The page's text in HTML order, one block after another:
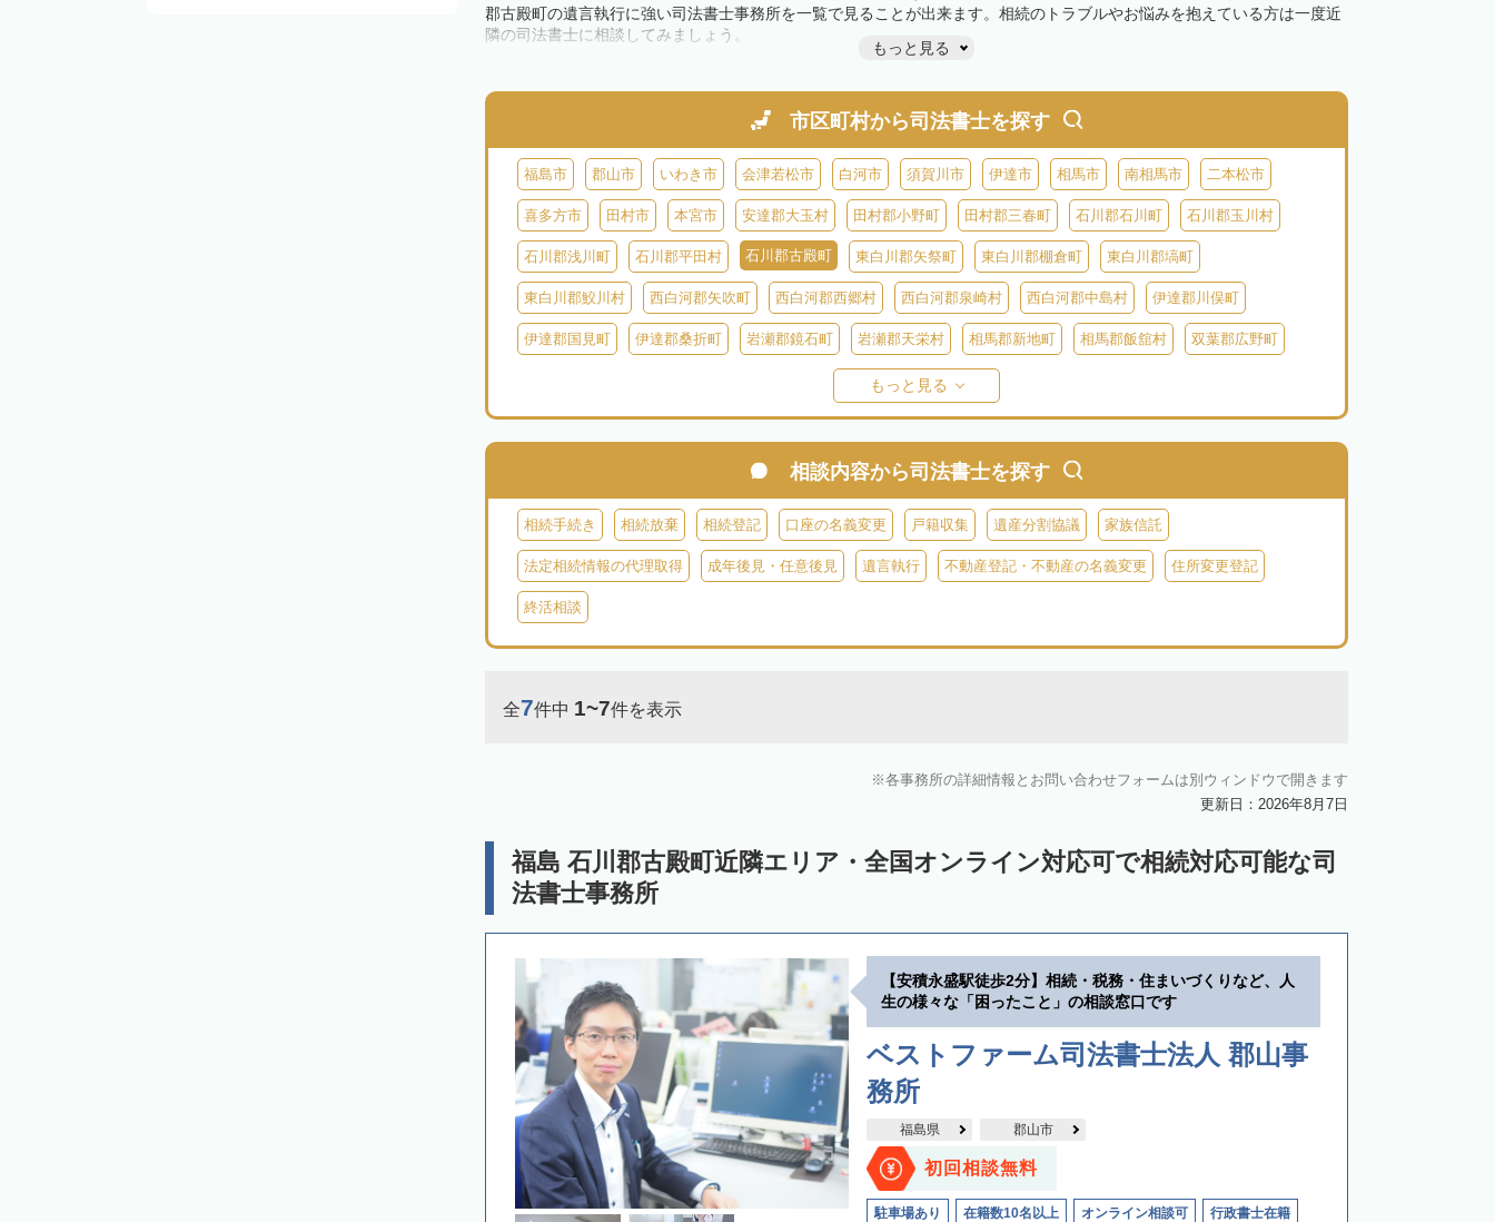
郡古殿町の遺言執行に強い司法書士事務所を一覧で見ることが出来ます。相続のトラブルやお悩みを抱えている方は一度近
隣の司法書士に相談してみましょう。
もっと見る
市区町村から司法書士を探す
福島市 郡山市 いわき市 会津若松市 白河市 須賀川市 伊達市 相馬市 南相馬市 二本松市
喜多方市 田村市 本宮市 安達郡大玉村 田村郡小野町 田村郡三春町 石川郡石川町 石川郡玉川村
石川郡浅川町 石川郡平田村 石川郡古殿町 東白川郡矢祭町 東白川郡棚倉町 東白川郡塙町
東白川郡鮫川村 西白河郡矢吹町 西白河郡西郷村 西白河郡泉崎村 西白河郡中島村 伊達郡川俣町
伊達郡国見町 伊達郡桑折町 岩瀬郡鏡石町 岩瀬郡天栄村 相馬郡新地町 相馬郡飯舘村 双葉郡広野町
双葉郡浪江町
耶麻郡猪苗代町 耶麻郡磐梯町 耶麻郡西会津町 耶麻郡北塩原村 河沼郡会津坂下町 河沼郡柳津町
大沼郡金山町 大沼郡三島町 大沼郡昭和村
南会津郡下郷町 南会津郡只見町 南会津郡檜枝岐村
もっと見る
相談内容から司法書士を探す
相続手続き 相続放棄 相続登記 口座の名義変更 戸籍収集 遺産分割協議 家族信託
法定相続情報の代理取得 成年後見・任意後見 遺言執行 不動産登記・不動産の名義変更 住所変更登記
終活相談
全7件中 1~7件を表示
各事務所の詳細情報とお問い合わせフォームは別ウィンドウで開きます
更新日：2026年8月7日
福島 石川郡古殿町近隣エリア・全国オンライン対応可で相続対応可能な司
法書士事務所
【安積永盛駅徒歩2分】相続・税務・住まいづくりなど、人
生の様々な「困ったこと」の相談窓口です
ベストファーム司法書士法人 郡山事
務所
福島県 郡山市
初回相談無料
駐車場あり 在籍数10名以上 オンライン相談可 行政書士在籍